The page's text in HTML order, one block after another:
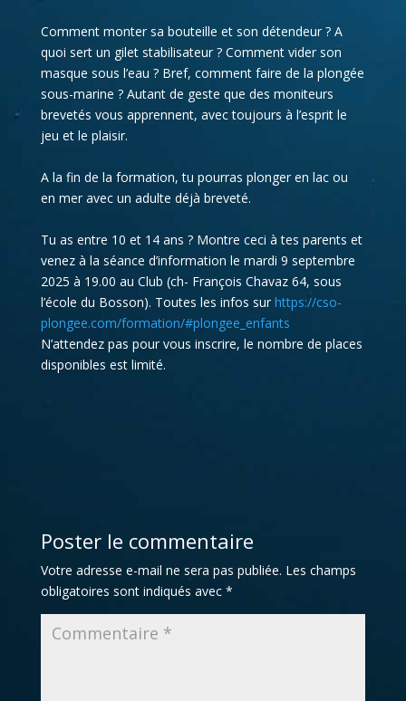
Comment monter sa bouteille et son détendeur ? A
quoi sert un gilet stabilisateur ? Comment vider son
masque sous l’eau ? Bref, comment faire de la plongée
sous-marine ? Autant de geste que des moniteurs
brevetés vous apprennent, avec toujours à l’esprit le
jeu et le plaisir.
A la fin de la formation, tu pourras plonger en lac ou
en mer avec un adulte déjà breveté.
Tu as entre 10 et 14 ans ? Montre ceci à tes parents et
venez à la séance d’information le mardi 9 septembre
2025 à 19.00 au Club (ch- François Chavaz 64, sous
l’école du Bosson). Toutes les infos sur https://cso-
plongee.com/formation/#plongee_enfants
N’attendez pas pour vous inscrire, le nombre de places
disponibles est limité.
Poster le commentaire
Votre adresse e-mail ne sera pas publiée. Les champs
obligatoires sont indiqués avec *